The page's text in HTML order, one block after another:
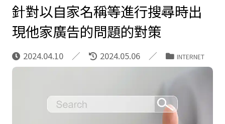
針對以自家名稱等進行搜尋時出
現他家廣告的問題的對策
2024.04.10 2024.05.06 INTERNET